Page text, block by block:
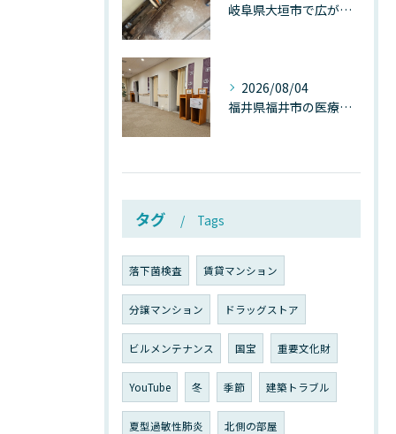
岐阜県大垣市で広がる“深層カビ汚染”──なぜ除カビが必要なのか、建物内部で起きている見えない危機
2026/08/04
福井県福井市の医療施設で広がる“見えないカビ汚染”──なぜ除カビが必須なのか、その本質を徹底解説
タグ Tags
落下菌検査 賃貸マンション
分譲マンション ドラッグストア
ビルメンテナンス 国宝 重要文化財
YouTube 冬 季節 建築トラブル
夏型過敏性肺炎 北側の部屋